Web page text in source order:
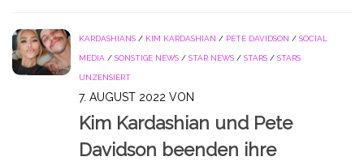
KARDASHIANS / KIM KARDASHIAN / PETE DAVIDSON / SOCIAL
MEDIA / SONSTIGE NEWS / STAR NEWS / STARS / STARS
UNZENSIERT
7. AUGUST 2022 VON
Kim Kardashian und Pete
Davidson beenden ihre